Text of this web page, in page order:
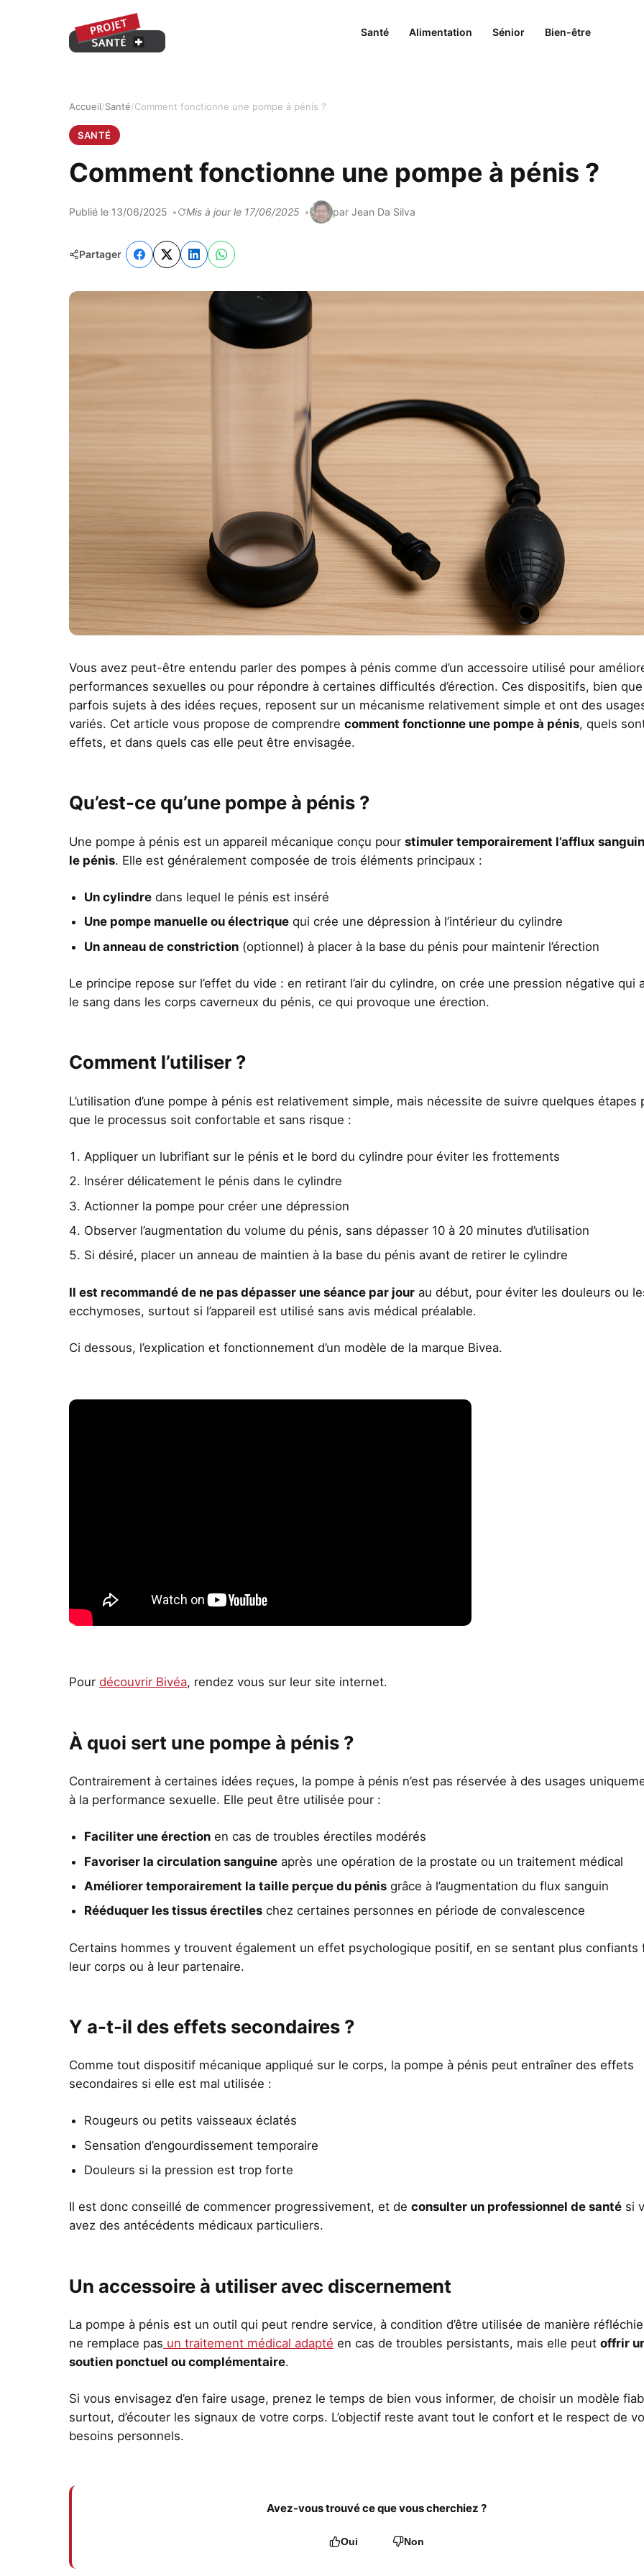
Santé Alimentation Sénior Bien-être
Accueil Santé Comment fonctionne une pompe à pénis ?
SANTÉ
Comment fonctionne une pompe à pénis ?
Publié le 13/06/2025 Mis à jour le 17/06/2025 par Jean Da Silva
Partager
Vous avez peut-être entendu parler des pompes à pénis comme d’un accessoire utilisé pour
performances sexuelles ou pour répondre à certaines difficultés d’érection. Ces dispositifs, bien que
parfois sujets à des idées reçues, reposent sur un mécanisme relativement simple et ont des
variés. Cet article vous propose de comprendre comment fonctionne une pompe à pénis, quels
effets, et dans quels cas elle peut être envisagée.
Qu’est-ce qu’une pompe à pénis ?
Une pompe à pénis est un appareil mécanique conçu pour stimuler temporairement l’afflux
le pénis. Elle est généralement composée de trois éléments principaux :
Un cylindre dans lequel le pénis est inséré
Une pompe manuelle ou électrique qui crée une dépression à l’intérieur du cylindre
Un anneau de constriction (optionnel) à placer à la base du pénis pour maintenir l’érection
Le principe repose sur l’effet du vide : en retirant l’air du cylindre, on crée une pression négative qui
le sang dans les corps caverneux du pénis, ce qui provoque une érection.
Comment l’utiliser ?
L’utilisation d’une pompe à pénis est relativement simple, mais nécessite de suivre quelques étapes
que le processus soit confortable et sans risque :
Appliquer un lubrifiant sur le pénis et le bord du cylindre pour éviter les frottements
Insérer délicatement le pénis dans le cylindre
Actionner la pompe pour créer une dépression
Observer l’augmentation du volume du pénis, sans dépasser 10 à 20 minutes d’utilisation
Si désiré, placer un anneau de maintien à la base du pénis avant de retirer le cylindre
Il est recommandé de ne pas dépasser une séance par jour au début, pour éviter les douleurs ou
ecchymoses, surtout si l’appareil est utilisé sans avis médical préalable.
Ci dessous, l’explication et fonctionnement d’un modèle de la marque Bivea.
Pour découvrir Bivéa, rendez vous sur leur site internet.
À quoi sert une pompe à pénis ?
Contrairement à certaines idées reçues, la pompe à pénis n’est pas réservée à des usages
à la performance sexuelle. Elle peut être utilisée pour :
Faciliter une érection en cas de troubles érectiles modérés
Favoriser la circulation sanguine après une opération de la prostate ou un traitement médical
Améliorer temporairement la taille perçue du pénis grâce à l’augmentation du flux sanguin
Rééduquer les tissus érectiles chez certaines personnes en période de convalescence
Certains hommes y trouvent également un effet psychologique positif, en se sentant plus confiants
leur corps ou à leur partenaire.
Y a-t-il des effets secondaires ?
Comme tout dispositif mécanique appliqué sur le corps, la pompe à pénis peut entraîner des effets
secondaires si elle est mal utilisée :
Rougeurs ou petits vaisseaux éclatés
Sensation d’engourdissement temporaire
Douleurs si la pression est trop forte
Il est donc conseillé de commencer progressivement, et de consulter un professionnel de santé si
avez des antécédents médicaux particuliers.
Un accessoire à utiliser avec discernement
La pompe à pénis est un outil qui peut rendre service, à condition d’être utilisée de manière
ne remplace pas un traitement médical adapté en cas de troubles persistants, mais elle peut offrir
soutien ponctuel ou complémentaire.
Si vous envisagez d’en faire usage, prenez le temps de bien vous informer, de choisir un modèle
surtout, d’écouter les signaux de votre corps. L’objectif reste avant tout le confort et le respect de
besoins personnels.
Avez-vous trouvé ce que vous cherchiez ?
Oui Non